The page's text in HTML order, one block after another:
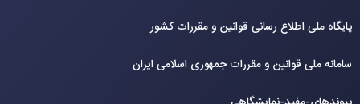
پایگاه ملی اطلاع رسانی قوانین و مقررات کشور
سامانه ملی قوانین و مقررات جمهوری اسلامی ایران